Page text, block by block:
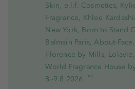
Skin, e.l.f. Cosmetics,
Fragrance, Khloe
New York, Born to Stand
Balmain Paris, About-
Florence by Mills,
World Fragrance House
8.-9.8.2026. *1